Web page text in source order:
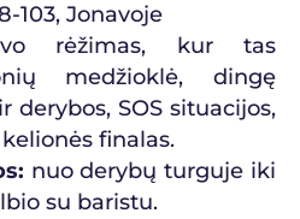
103, Jonavoje
rėžimas, kur tas
medžioklė, dingę
derybos, SOS situacijos,
finalas.
nuo derybų turguje iki
su baristu.